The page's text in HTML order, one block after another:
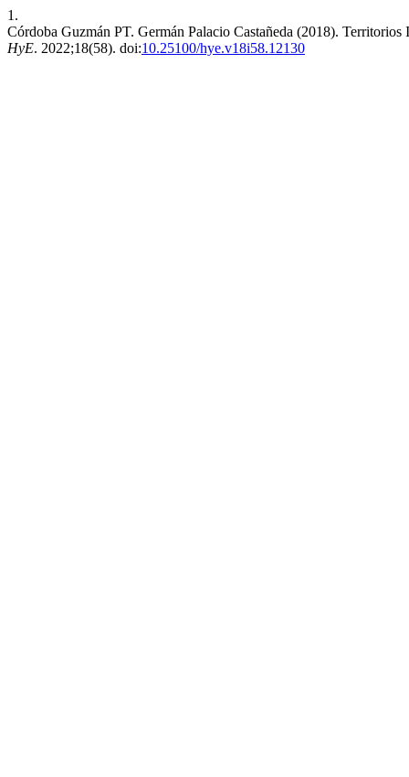
1.
Córdoba Guzmán PT. Germán Palacio Castañeda (2018).
HyE. 2022;18(58). doi:10.25100/hye.v18i58.12130